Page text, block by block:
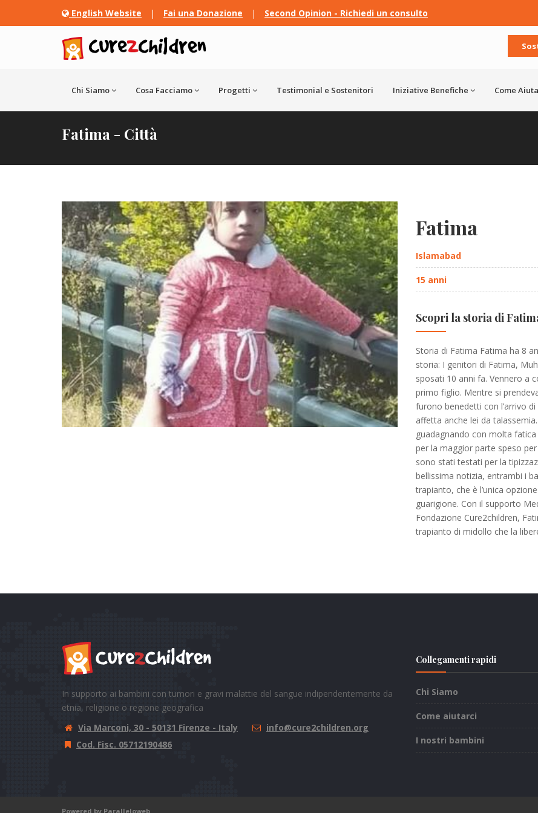
English Website | Fai una Donazione | Second Opinion - Richiedi un consulto
Chi Siamo Cosa Facciamo Progetti Testimonial e Sostenitori Iniziative Benefiche Come
Fatima - Città
Fatima
Islamabad
15 anni
Scopri la storia di
Storia di Fatima Fatima ha 8
storia: I genitori di Fatima,
sposati 10 anni fa. Vennero a
primo figlio. Mentre si
furono benedetti con l’arrivo
affetta anche lei da
guadagnando con molta
per la maggior parte speso
sono stati testati per la
bellissima notizia, entrambi i
trapianto, che è l’unica
guarigione. Con il supporto
Fondazione Cure2children,
trapianto di midollo che la
In supporto ai bambini con tumori e gravi malattie del sangue indipendentemente da
etnia, religione o regione geografica
Via Marconi, 30 - 50131 Firenze - Italy
info@cure2children.org
Cod. Fisc. 05712190486
Collegamenti rapidi
Chi Siamo
Come aiutarci
I nostri bambini
Powered by Paralleloweb